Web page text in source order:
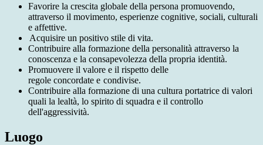
Favorire la crescita globale della persona promuovendo,
attraverso il movimento, esperienze cognitive, sociali, culturali
e affettive.
Acquisire un positivo stile di vita.
Contribuire alla formazione della personalità attraverso la
conoscenza e la consapevolezza della propria identità.
Promuovere il valore e il rispetto delle
regole concordate e condivise.
Contribuire alla formazione di una cultura portatrice di valori
quali la lealtà, lo spirito di squadra e il controllo
dell'aggressività.
Luogo